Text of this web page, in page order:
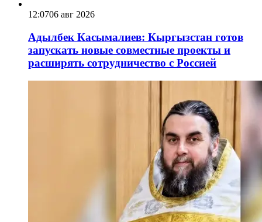
12:0706 авг 2026
Адылбек Касымалиев: Кыргызстан готов
запускать новые совместные проекты и
расширять сотрудничество с Россией